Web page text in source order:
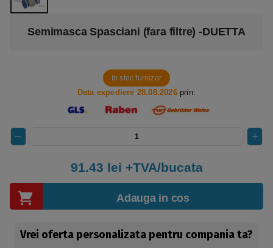
Semimasca Spasciani (fara filtre) -DUETTA
In stoc furnizor
Data expediere 28.08.2026prin:
91.43 lei +TVA/bucata
Adauga in cos
Vrei oferta personalizata pentru compania ta?